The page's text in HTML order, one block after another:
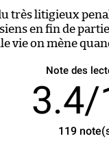
très litigieux
en fin de
vie on mène
Note des
3.4/
119